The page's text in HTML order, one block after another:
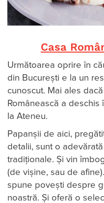
Casa
Următoarea oprire în
din București e la un
cunoscut. Mai ales
Românească a
la Ateneu.
Papanșii de aici,
detalii, sunt o
tradiționale. Și vin
(de vişine, sau de
spune povești despre
noastră. Și oferă o